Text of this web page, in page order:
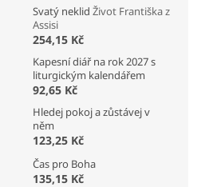
Svatý neklid Život Františka z
Assisi
254,15 Kč
Kapesní diář na rok 2027 s
liturgickým kalendářem
92,65 Kč
Hledej pokoj a zůstávej v
něm
123,25 Kč
Čas pro Boha
135,15 Kč